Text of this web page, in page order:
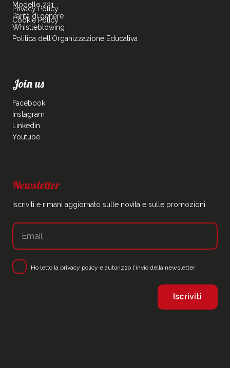
Modello 231
Parità di genere
Whistleblowing
Politica dell’Organizzazione Educativa
Privacy Policy
Cookie Policy
Join us
Facebook
Instagram
Linkedin
Youtube
Newsletter
Iscriviti e rimani aggiornato sulle novità e sulle promozioni
Ho letto la privacy policy e autorizzo l'invio della newsletter